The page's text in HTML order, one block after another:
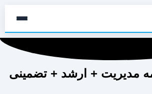
مدیریت + ارشد + تضمینی